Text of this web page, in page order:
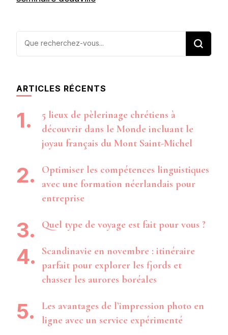
Vous
ARTICLES RÉCENTS
5 lieux de pèlerinage chrétiens à
découvrir dans le Monde incluant le
joyau français du Mont Saint-Michel
Optimiser les compétences linguistiques
avec une formation néerlandais pour
entreprise
Quel type de voyage est fait pour vous ?
Scandinavie en novembre : itinéraire
parfait pour explorer les fjords et
chasser les aurores boréales
Les avantages de l’impression photo en
ligne avec un service expérimenté